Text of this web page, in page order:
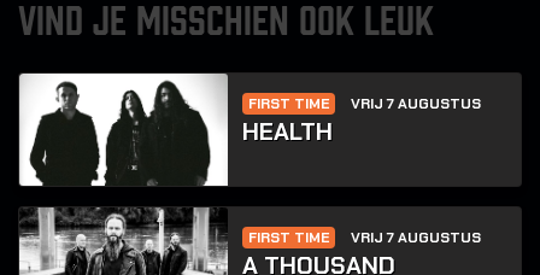
VIND JE MISSCHIEN OOK LEUK
FIRST TIME VRIJ 7 AUGUSTUS
HEALTH
FIRST TIME VRIJ 7 AUGUSTUS
A THOUSAND